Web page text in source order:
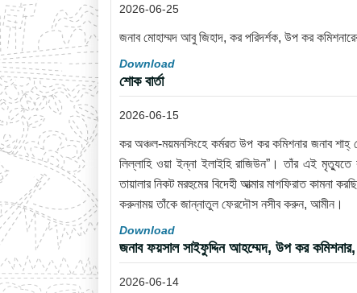
2026-06-25
জনাব মোহাম্মদ আবু জিহাদ, কর পরিদর্শক, উপ কর
Download
শোক বার্তা
2026-06-15
কর অঞ্চল-ময়মনসিংহে কর্মরত উপ কর কমিশনার জনাব
লিল্লাহি ওয়া ইন্না ইলাইহি রাজিউন”। তাঁর এই
তায়ালার নিকট মরহুমের বিদেহী আত্মার মাগফিরাত
করুনাময় তাঁকে জান্নাতুল ফেরদৌস নসীব করুন, আমীন।
Download
জনাব ফয়সাল সাইফুদ্দিন আহম্মেদ, উপ কর
2026-06-14